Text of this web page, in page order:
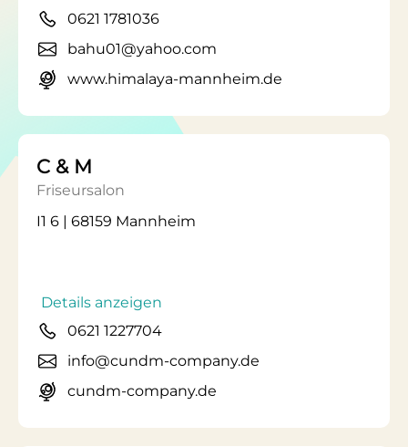
0621 1781036
bahu01@yahoo.com
www.himalaya-mannheim.de
C & M
Friseursalon
I1 6 | 68159 Mannheim
Details anzeigen
0621 1227704
info@cundm-company.de
cundm-company.de